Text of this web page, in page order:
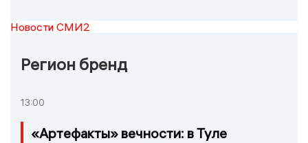
Новости СМИ2
Регион бренд
13:00
«Артефакты» вечности: в Туле